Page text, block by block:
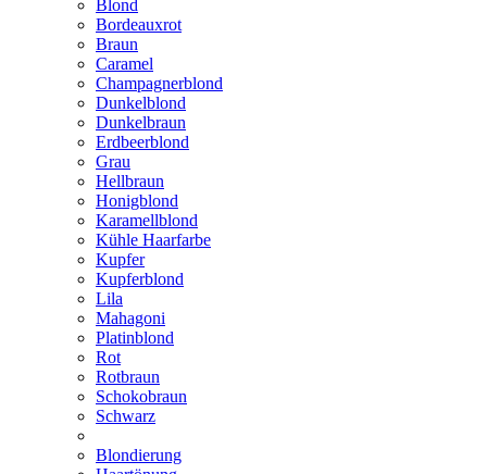
Blond
Bordeauxrot
Braun
Caramel
Champagnerblond
Dunkelblond
Dunkelbraun
Erdbeerblond
Grau
Hellbraun
Honigblond
Karamellblond
Kühle Haarfarbe
Kupfer
Kupferblond
Lila
Mahagoni
Platinblond
Rot
Rotbraun
Schokobraun
Schwarz
Blondierung